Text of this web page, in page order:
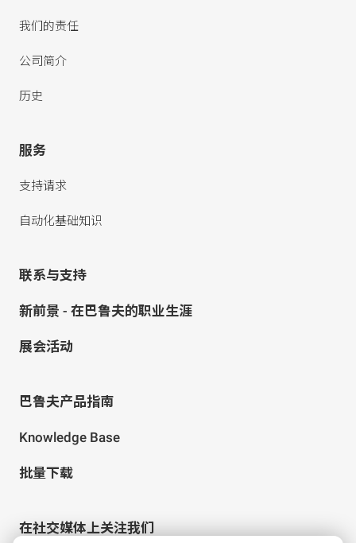
我们的责任
公司简介
历史
服务
支持请求
自动化基础知识
联系与支持
新前景 - 在巴鲁夫的职业生涯
展会活动
巴鲁夫产品指南
Knowledge Base
批量下载
在社交媒体上关注我们